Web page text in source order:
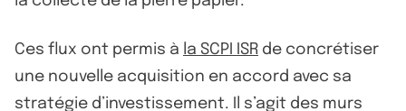
Ces flux ont permis à la SCPI ISR de concrétiser
une nouvelle acquisition en accord avec sa
stratégie d’investissement. Il s’agit des murs